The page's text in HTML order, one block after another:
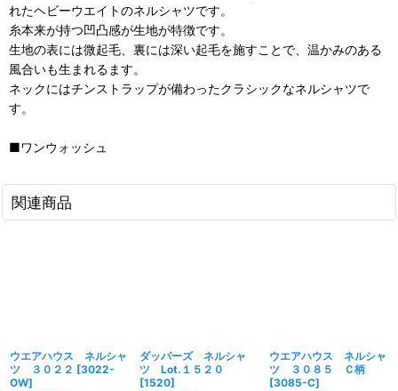
れたヘビーウエイトのネルシャツです。
糸本来が持つ凹凸感が生地が特徴です。
生地の表には微起毛、裏には深い起毛を施すことで、温かみのある
風合いも生まれるます。
ネックにはチンストラップが備わったクラシックなネルシャツで
す。
■ワンウォッシュ
関連商品
ウエアハウス ネルシャ
ツ ３０２２ [3022-
OW]
ダッパーズ ネルシャ
ツ Lot.１５２０
[1520]
ウエアハウス ネルシャ
ツ ３０８５ Ｃ柄
[3085-C]